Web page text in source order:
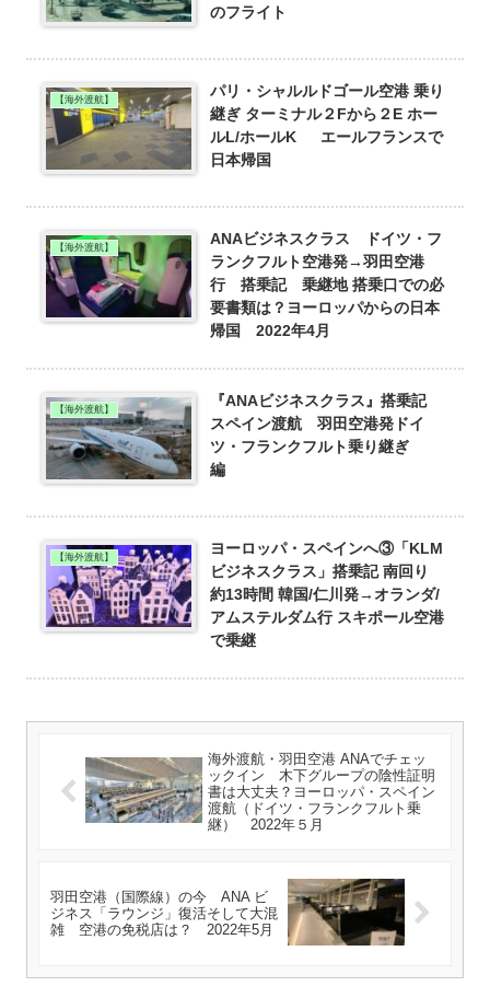
のフライト
【海外渡航】
パリ・シャルルドゴール空港 乗り
継ぎ ターミナル２Fから２E ホー
ルL/ホールK エールフランスで
日本帰国
【海外渡航】
ANAビジネスクラス ドイツ・フ
ランクフルト空港発→羽田空港
行 搭乗記 乗継地 搭乗口での必
要書類は？ヨーロッパからの日本
帰国 2022年4月
【海外渡航】
『ANAビジネスクラス』搭乗記
スペイン渡航 羽田空港発ドイ
ツ・フランクフルト乗り継ぎ
編
【海外渡航】
ヨーロッパ・スペインへ③「KLM
ビジネスクラス」搭乗記 南回り
約13時間 韓国/仁川発→オランダ/
アムステルダム行 スキポール空港
で乗継
海外渡航・羽田空港 ANAでチェッ
ックイン 木下グループの陰性証明
書は大丈夫？ヨーロッパ・スペイン
渡航（ドイツ・フランクフルト乗
継） 2022年５月
羽田空港（国際線）の今 ANA ビ
ジネス「ラウンジ」復活そして大混
雑 空港の免税店は？ 2022年5月